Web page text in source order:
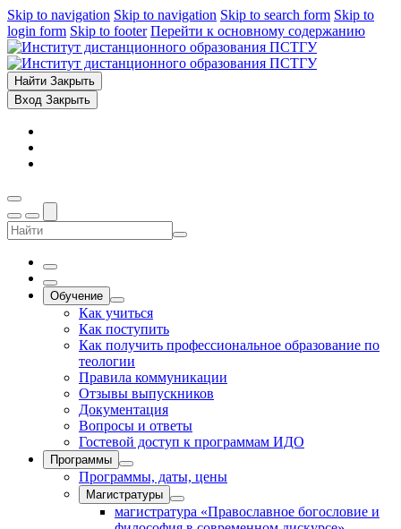
Skip to navigation Skip to navigation Skip to search form Skip to
login form Skip to footer Перейти к основному содержанию
Найти Закрыть
Вход Закрыть
Обучение
Как учиться
Как поступить
Как получить профессиональное образование по
теологии
Правила коммуникации
Отзывы выпускников
Документация
Вопросы и ответы
Гостевой доступ к программам ИДО
Программы
Программы, даты, цены
Магистратуры
магистратура «Православное богословие и